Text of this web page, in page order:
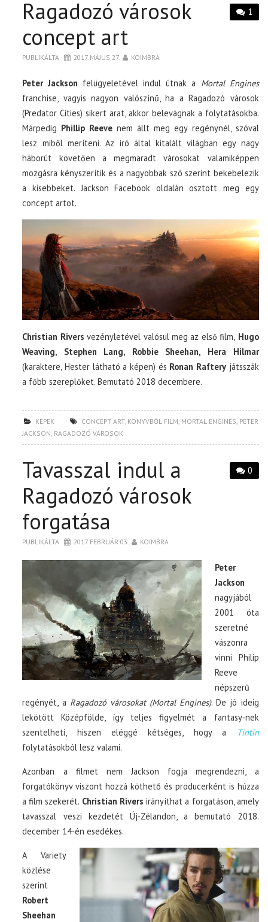
1
Ragadozó városok
concept art
PUBLIKÁLTA 2017. MÁJUS 27. KOIMBRA
Peter Jackson felügyeletével indul útnak a Mortal Engines
franchise, vagyis nagyon valószínű, ha a Ragadozó városok
(Predator Cities) sikert arat, akkor belevágnak a folytatásokba.
Márpedig Phillip Reeve nem állt meg egy regénynél, szóval
lesz miből meríteni. Az író által kitalált világban egy nagy
háborút követően a megmaradt városokat valamiképpen
mozgásra kényszerítik és a nagyobbak szó szerint bekebelezik
a kisebbeket. Jackson Facebook oldalán osztott meg egy
concept artot.
Christian Rivers vezényletével valósul meg az első film, Hugo
Weaving, Stephen Lang, Robbie Sheehan, Hera Hilmar
(karaktere, Hester látható a képen) és Ronan Rafteryjátsszák
a főbb szereplőket. Bemutató 2018 decembere.
KÉPEK CONCEPT ART, KÖNYVBŐL FILM, MORTAL ENGINES, PETER
JACKSON, RAGADOZÓ VÁROSOK
0
Tavasszal indul a
Ragadozó városok
forgatása
PUBLIKÁLTA 2017. FEBRUÁR 03. KOIMBRA
Peter
Jackson
nagyjából
2001 óta
szeretné
vászonra
vinni Philip
Reeve
népszerű
regényét, a Ragadozó városokat (Mortal Engines). De jó ideig
lekötött Középfölde, így teljes figyelmét a fantasy-nek
szentelheti, hiszen eléggé kétséges, hogy a
Tintin
folytatásokból lesz valami.
Azonban a filmet nem Jackson fogja megrendezni, a
forgatókönyv viszont hozzá köthető és producerként is húzza
a film szekerét. Christian Rivers irányíthat a forgatáson, amely
tavasszal veszi kezdetét Új-Zélandon, a bemutató 2018.
december 14-én esedékes.
A Variety
közlése
szerint
Robert
Sheehan